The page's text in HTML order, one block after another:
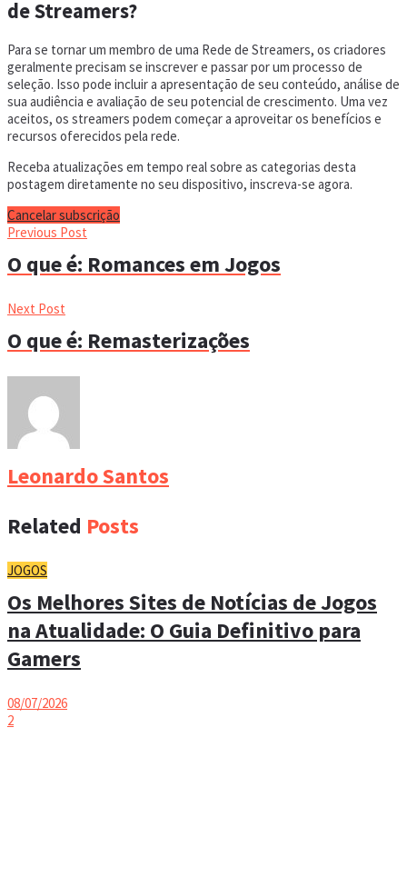
de Streamers?
Para se tornar um membro de uma Rede de Streamers, os criadores
geralmente precisam se inscrever e passar por um processo de
seleção. Isso pode incluir a apresentação de seu conteúdo, análise de
sua audiência e avaliação de seu potencial de crescimento. Uma vez
aceitos, os streamers podem começar a aproveitar os benefícios e
recursos oferecidos pela rede.
Receba atualizações em tempo real sobre as categorias desta
postagem diretamente no seu dispositivo, inscreva-se agora.
Cancelar subscrição
Previous Post
O que é: Romances em Jogos
Next Post
O que é: Remasterizações
Leonardo Santos
Related Posts
JOGOS
Os Melhores Sites de Notícias de Jogos
na Atualidade: O Guia Definitivo para
Gamers
08/07/2026
2